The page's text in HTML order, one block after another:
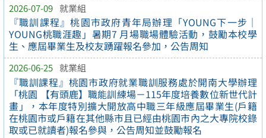
2026-07-09 就業組
『職訓課程』桃園市政府青年局辦理「YOUNG下一步｜
YOUNG桃職涯趣」暑期7 月場職場體驗活動，鼓勵本校學
生、應屆畢業生及校友踴躍報名參加，公告周知
2026-06-25 就業組
『職訓課程』桃園市政府就業職訓服務處於開南大學辦理
「桃園 【有頭鹿】職能訓練場－115年度培養數位新世代計
畫」，本年度特別擴大開放高中職三年級應屆畢業生(戶籍
在桃園市或戶籍在其他縣市且已經由桃園市內之大專院校錄
取或已就讀者)報名參與，公告周知並鼓勵報名